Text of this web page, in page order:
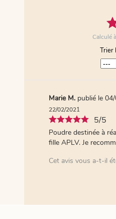
Calculé
Trier
Marie M. publié le
22/02/2021
5/5
Poudre destinée à
fille APLV. Je
Cet avis vous a-t-il